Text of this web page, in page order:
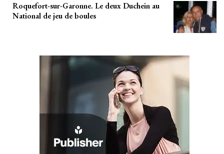
Roquefort-sur-Garonne. Le deux Duchein au
National de jeu de boules